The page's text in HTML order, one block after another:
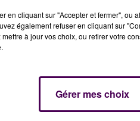
29 mai : un poids-lourd
sur la D924 aux
trois occupants de la
l'autre à Rennes. Le
en cliquant sur "Accepter et fermer",
également refuser en cliquant sur
à jour vos choix, ou retirer votre
Gérer mes choix